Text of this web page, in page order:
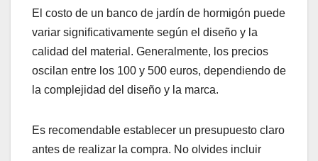
El costo de un banco de jardín de hormigón puede
variar significativamente según el diseño y la
calidad del material. Generalmente, los precios
oscilan entre los 100 y 500 euros, dependiendo de
la complejidad del diseño y la marca.
Es recomendable establecer un presupuesto claro
antes de realizar la compra. No olvides incluir